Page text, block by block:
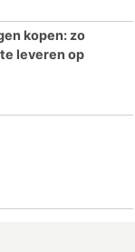
kopen: zo
leveren op